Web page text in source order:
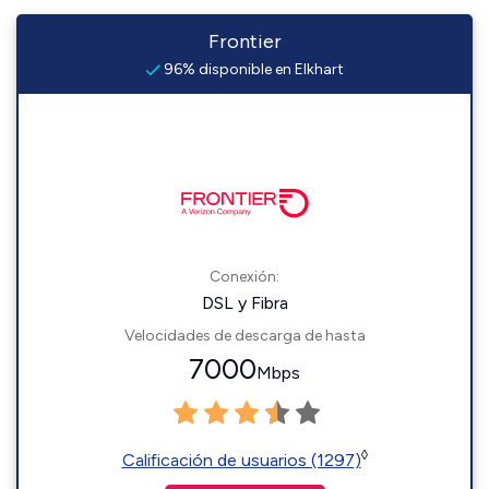
Frontier
96% disponible en Elkhart
Conexión:
DSL y Fibra
Velocidades de descarga de hasta
7000Mbps
Calificación de usuarios (1297)◊